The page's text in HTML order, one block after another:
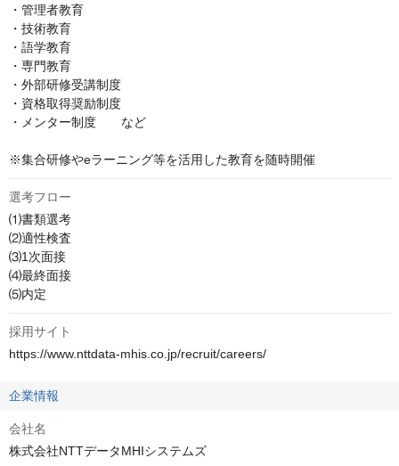
・管理者教育
・技術教育
・語学教育
・専門教育
・外部研修受講制度
・資格取得奨励制度
・メンター制度　　など
※集合研修やeラーニング等を活用した教育を随時開催
選考フロー
⑴書類選考
⑵適性検査
⑶1次面接
⑷最終面接
⑸内定
採用サイト
https://www.nttdata-mhis.co.jp/recruit/careers/
企業情報
会社名
株式会社NTTデータMHIシステムズ